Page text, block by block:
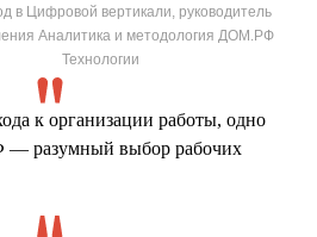
в Цифровой вертикали, руководитель
Аналитика и методология ДОМ.РФ
Технологии
к организации работы, одно
разумный выбор рабочих